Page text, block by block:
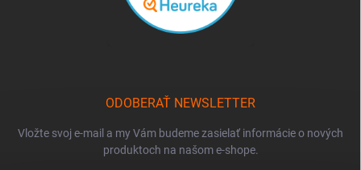
ODOBERAŤ NEWSLETTER
Vložte svoj e-mail a my Vám budeme zasielať informácie o nových
produktoch na našom e-shope.